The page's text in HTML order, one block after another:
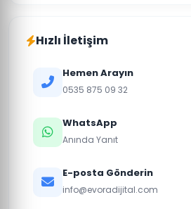
Hızlı İletişim
Hemen Arayın
0535 875 09 32
WhatsApp
Anında Yanıt
E-posta Gönderin
info@evoradijital.com